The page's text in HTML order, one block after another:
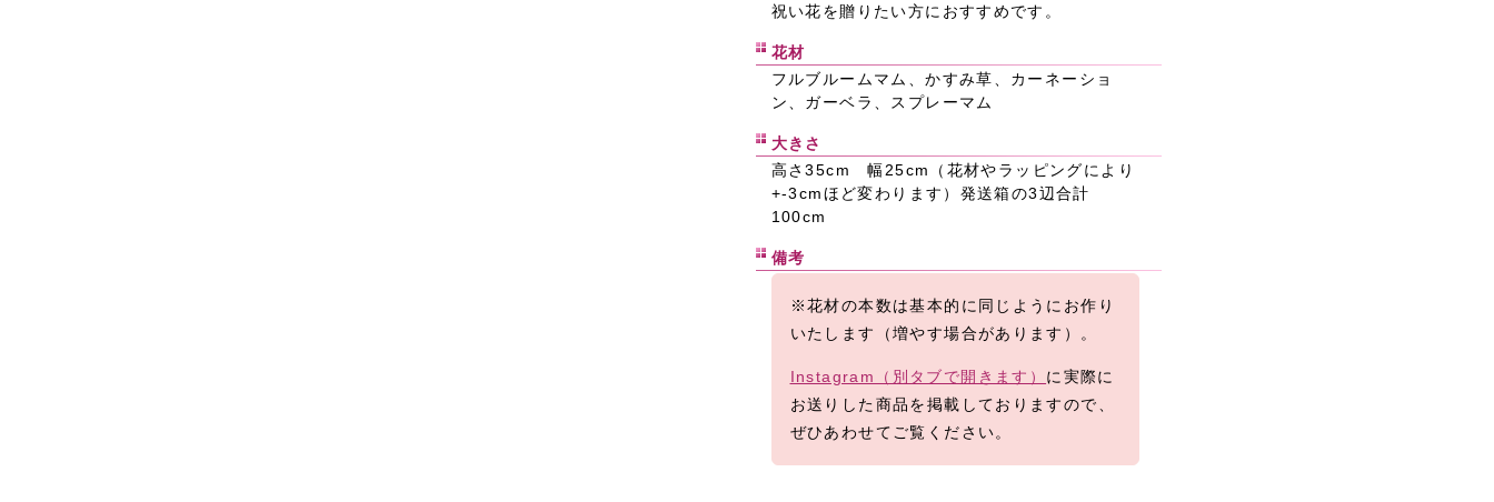
祝い花を贈りたい方におすすめです。
花材
フルブルームマム、かすみ草、カーネーショ
ン、ガーベラ、スプレーマム
大きさ
高さ35cm 幅25cm（花材やラッピングにより
+-3cmほど変わります）発送箱の3辺合計
100cm
備考
※花材の本数は基本的に同じようにお作り
いたします（増やす場合があります）。
Instagram（別タブで開きます） に実際に
お送りした商品を掲載しておりますので、
ぜひあわせてご覧ください。